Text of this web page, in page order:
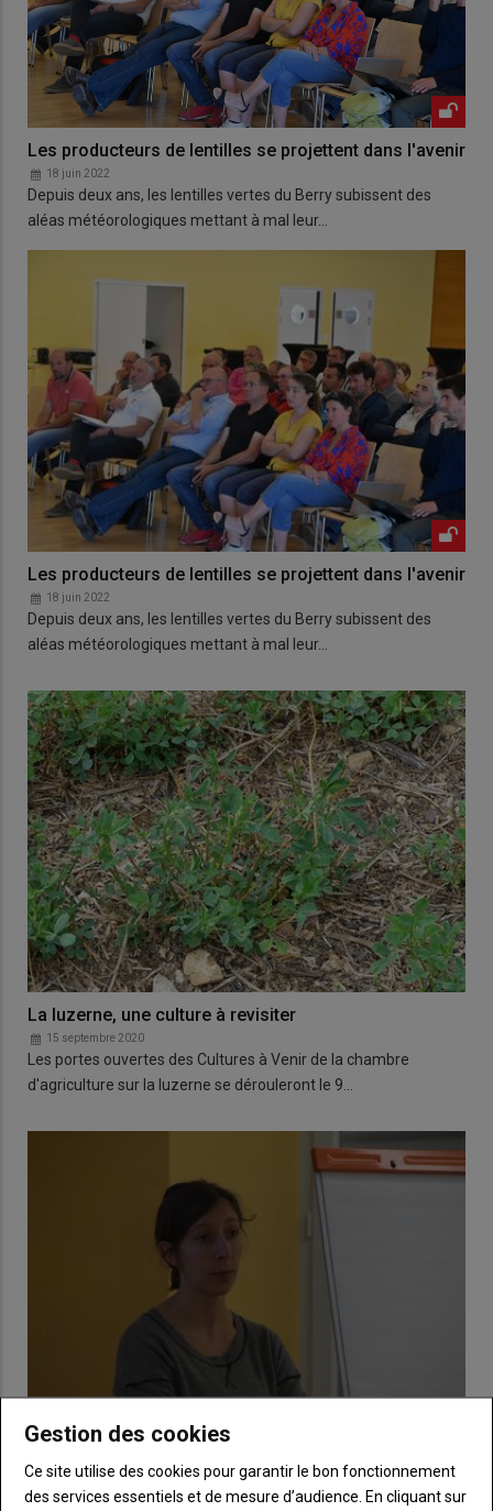
Les producteurs de lentilles se projettent dans l'avenir
18 juin 2022
Depuis deux ans, les lentilles vertes du Berry subissent des
aléas météorologiques mettant à mal leur…
Les producteurs de lentilles se projettent dans l'avenir
18 juin 2022
Depuis deux ans, les lentilles vertes du Berry subissent des
aléas météorologiques mettant à mal leur…
La luzerne, une culture à revisiter
15 septembre 2020
Les portes ouvertes des Cultures à Venir de la chambre
d'agriculture sur la luzerne se dérouleront le 9…
calibre en 2019
19 février 2020
Gestion des cookies
Ce site utilise des cookies pour garantir le bon fonctionnement
des services essentiels et de mesure d’audience. En cliquant sur